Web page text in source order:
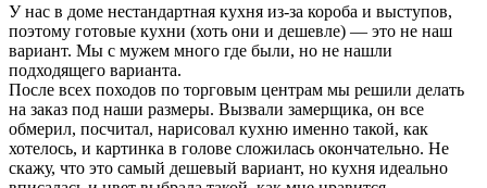
У нас в доме нестандартная кухня из-за короба и выступов,
поэтому готовые кухни (хоть они и дешевле) — это не наш
вариант. Мы с мужем много где были, но не нашли
подходящего варианта.
После всех походов по торговым центрам мы решили делать
на заказ под наши размеры. Вызвали замерщика, он все
обмерил, посчитал, нарисовал кухню именно такой, как
хотелось, и картинка в голове сложилась окончательно. Не
скажу, что это самый дешевый вариант, но кухня идеально